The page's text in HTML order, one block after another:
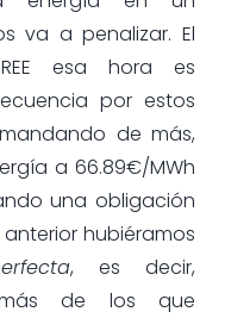
va a penalizar. El
esa hora es
por estos
de más,
a 66.89€/MWh
una obligación
hubiéramos
, es decir,
más de los que